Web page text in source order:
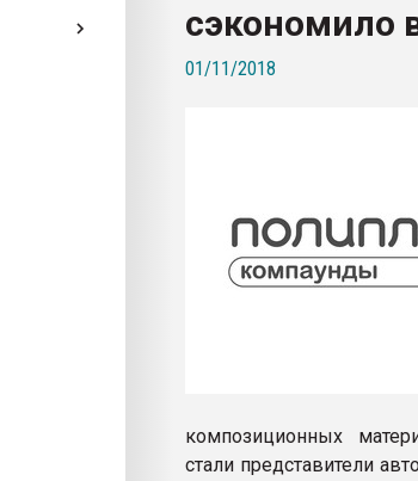
Всё, что касается выдува ПЭТ
бутылоксэкономило
01/11/2018
композиционных
стали представители